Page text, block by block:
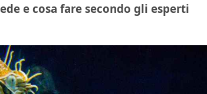
e cosa fare secondo gli esperti